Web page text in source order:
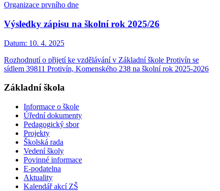
Organizace prvního dne
Výsledky zápisu na školní rok 2025/26
Datum: 10. 4. 2025
Rozhodnutí o přijetí ke vzdělávání v Základní škole Protivín se
sídlem 39811 Protivín, Komenského 238 na školní rok 2025-2026
Základní škola
Informace o škole
Úřední dokumenty
Pedagogický sbor
Projekty
Školská rada
Vedení školy
Povinné informace
E-podatelna
Aktuality
Kalendář akcí ZŠ